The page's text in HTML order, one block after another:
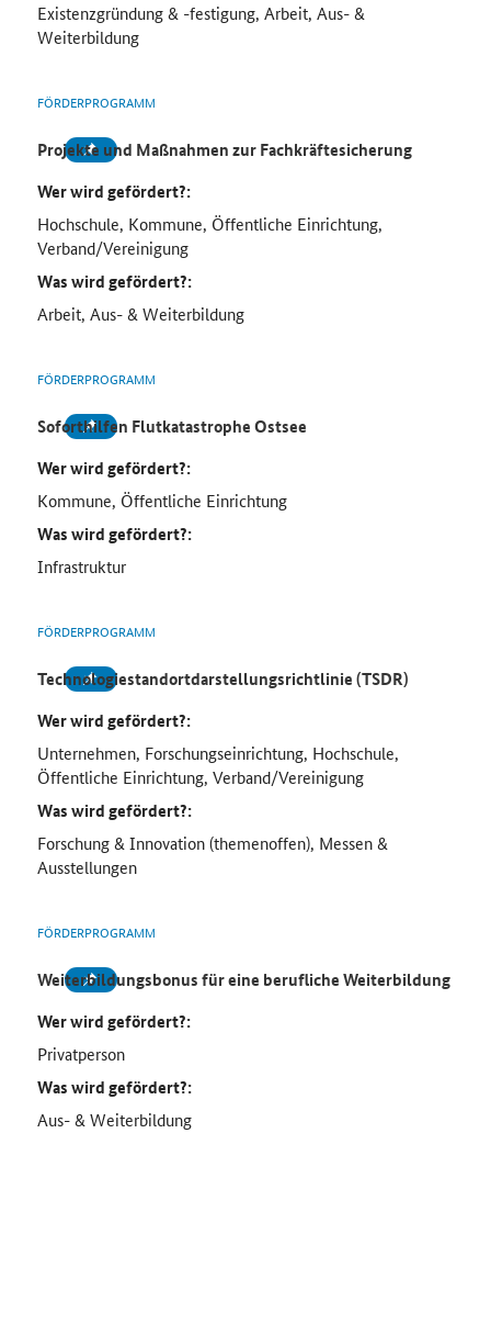
Existenzgründung & -festigung, Arbeit, Aus- &
Weiterbildung
FÖRDERPROGRAMM
Projekte und Maßnahmen zur Fachkräftesicherung
Wer wird gefördert?:
Hochschule, Kommune, Öffentliche Einrichtung,
Verband/Vereinigung
Was wird gefördert?:
Arbeit, Aus- & Weiterbildung
FÖRDERPROGRAMM
Soforthilfen Flutkatastrophe Ostsee
Wer wird gefördert?:
Kommune, Öffentliche Einrichtung
Was wird gefördert?:
Infrastruktur
FÖRDERPROGRAMM
Technologiestandortdarstellungsrichtlinie (TSDR)
Wer wird gefördert?:
Unternehmen, Forschungseinrichtung, Hochschule,
Öffentliche Einrichtung, Verband/Vereinigung
Was wird gefördert?:
Forschung & Innovation (themenoffen), Messen &
Ausstellungen
FÖRDERPROGRAMM
Weiterbildungsbonus für eine berufliche Weiterbildung
Wer wird gefördert?:
Privatperson
Was wird gefördert?:
Aus- & Weiterbildung